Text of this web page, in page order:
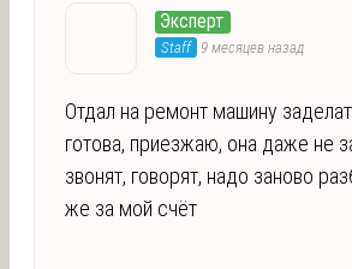
Эксперт
Staff 9 месяцев назад
Отдал на ремонт машину
готова, приезжаю, она даже не
звонят, говорят, надо заново
же за мой счёт